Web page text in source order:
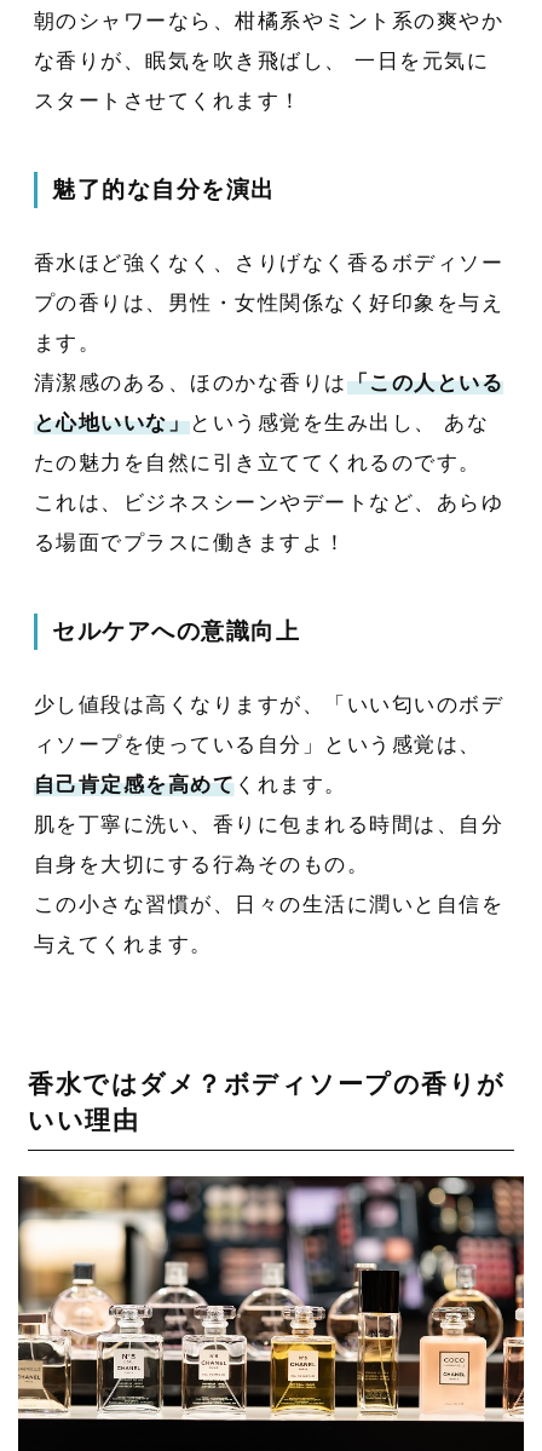
朝のシャワーなら、柑橘系やミント系の爽やか
な香りが、眠気を吹き飛ばし、 一日を元気に
スタートさせてくれます！
魅了的な自分を演出
香水ほど強くなく、さりげなく香るボディソー
プの香りは、男性・女性関係なく好印象を与え
ます。
清潔感のある、ほのかな香りは「この人といる
と心地いいな」という感覚を生み出し、 あな
たの魅力を自然に引き立ててくれるのです。
これは、ビジネスシーンやデートなど、あらゆ
る場面でプラスに働きますよ！
セルケアへの意識向上
少し値段は高くなりますが、「いい匂いのボデ
ィソープを使っている自分」という感覚は、
自己肯定感を高めて くれます。
肌を丁寧に洗い、香りに包まれる時間は、自分
自身を大切にする行為そのもの。
この小さな習慣が、日々の生活に潤いと自信を
与えてくれます。
香水ではダメ？ボディソープの香りが
いい理由